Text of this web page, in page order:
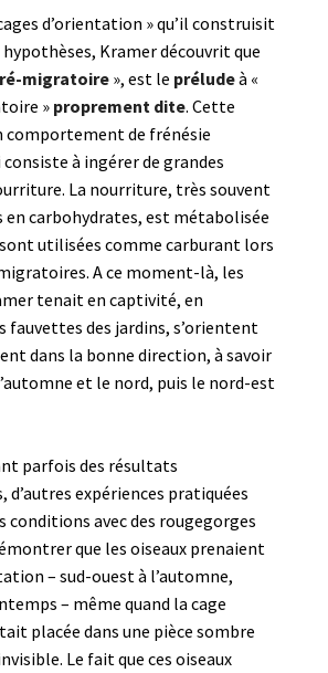
d’orientation » qu’il construisit
Kramer découvrit que
migratoire », est le préludeà «
» proprement dite. Cette
comportement de frénésie
à ingérer de grandes
La nourriture, très souvent
en carbohydrates, est métabolisée
utilisées comme carburant lors
A ce moment-là, les
tenait en captivité, en
fauvettes des jardins, s’orientent
dans la bonne direction, à savoir
et le nord, puis le nord-est
parfois des résultats
expériences pratiquées
conditions avec des rougegorges
que les oiseaux prenaient
– sud-ouest à l’automne,
– même quand la cage
placée dans une pièce sombre
Le fait que ces oiseaux